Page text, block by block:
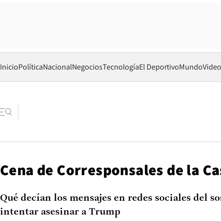
InicioPolíticaNacionalNegociosTecnologíaEl DeportivoMundo
Cena de Corresponsales de la
Qué decían los mensajes en redes sociales del
intentar asesinar a Trump